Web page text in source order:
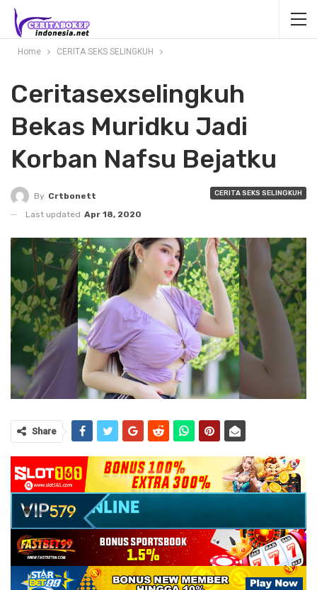
Home CERITA SEKS SELINGKUH
Ceritasexselingkuh
Bekas Muridku Jadi
Korban Nafsu Bejatku
CERITA SEKS SELINGKUH
By Crtbonett
Last updated Apr 18, 2020
Share